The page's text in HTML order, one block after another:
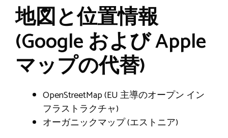
地図と位置情報
(Google および Apple
マップの代替)
OpenStreetMap (EU 主導のオープン イン
フラストラクチャ)
オーガニックマップ (エストニア)